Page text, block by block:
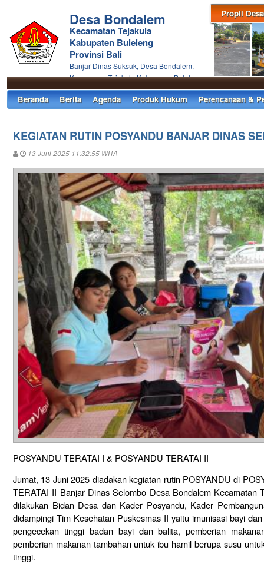
Propil Desa
Desa Bondalem
Kecamatan Tejakula
Kabupaten Buleleng
Provinsi Bali
Banjar Dinas Suksuk, Desa Bondalem,
Kecamatan Tejakula Kabupaten Buleleng
Beranda Berita Agenda Produk Hukum Perencanaan &
KEGIATAN RUTIN POSYANDU BANJAR DINAS
13 Juni 2025 11:32:55 WITA
POSYANDU TERATAI I & POSYANDU TERATAI II
Jumat, 13 Juni 2025 diadakan kegiatan rutin POSYANDU di
TERATAI II Banjar Dinas Selombo Desa Bondalem Kecamatan
dilakukan Bidan Desa dan Kader Posyandu, Kader
didampingi Tim Kesehatan Puskesmas II yaitu imunisasi bayi
pengecekan tinggi badan bayi dan balita, pemberian
pemberian makanan tambahan untuk ibu hamil berupa susu
tinggi.